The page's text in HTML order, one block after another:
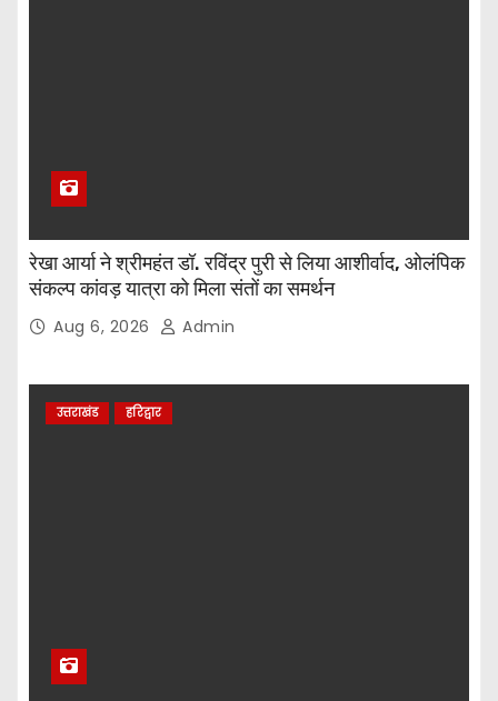
रेखा आर्या ने श्रीमहंत डॉ. रविंद्र पुरी से लिया आशीर्वाद, ओलंपिक
संकल्प कांवड़ यात्रा को मिला संतों का समर्थन
Aug 6, 2026 Admin
उत्तराखंड हरिद्वार